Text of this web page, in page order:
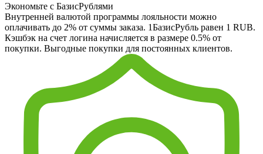
Экономьте с БазисРублями
Внутренней валютой программы лояльности можно
оплачивать до 2% от суммы заказа. 1БазисРубль равен 1 RUB.
Кэшбэк на счет логина начисляется в размере 0.5% от
покупки. Выгодные покупки для постоянных клиентов.